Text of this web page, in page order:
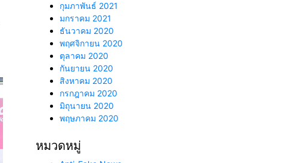
กุมภาพันธ์ 2021
มกราคม 2021
ธันวาคม 2020
พฤศจิกายน 2020
ตุลาคม 2020
กันยายน 2020
สิงหาคม 2020
กรกฎาคม 2020
มิถุนายน 2020
พฤษภาคม 2020
หมวดหมู่